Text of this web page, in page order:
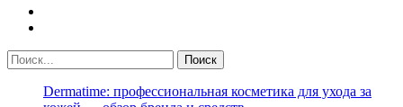
Dermatime: профессиональная косметика для ухода за